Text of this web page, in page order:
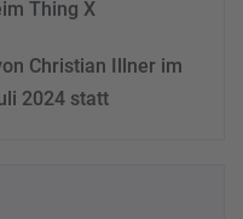
Thing X
Christian Illner im
2024 statt